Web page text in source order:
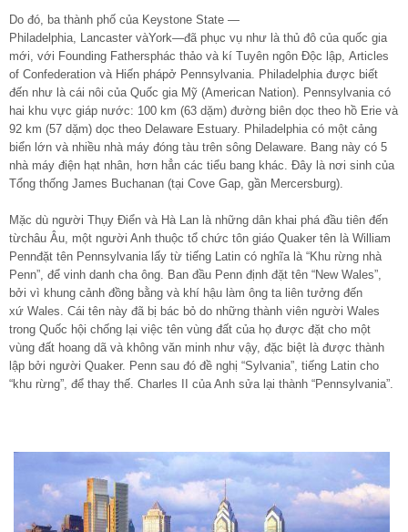
Do đó, ba thành phố của Keystone State —
Philadelphia, Lancaster vàYork—đã phục vụ như là thủ đô của quốc gia
mới, với Founding Fathersphác thảo và kí Tuyên ngôn Độc lập, Articles
of Confederation và Hiến phápở Pennsylvania. Philadelphia được biết
đến như là cái nôi của Quốc gia Mỹ (American Nation). Pennsylvania có
hai khu vực giáp nước: 100 km (63 dặm) đường biên dọc theo hồ Erie và
92 km (57 dặm) dọc theo Delaware Estuary. Philadelphia có một cảng
biển lớn và nhiều nhà máy đóng tàu trên sông Delaware. Bang này có 5
nhà máy điện hạt nhân, hơn hẳn các tiểu bang khác. Đây là nơi sinh của
Tổng thống James Buchanan (tại Cove Gap, gần Mercersburg).
Mặc dù người Thụy Điển và Hà Lan là những dân khai phá đầu tiên đến
từchâu Âu, một người Anh thuộc tổ chức tôn giáo Quaker tên là William
Pennđặt tên Pennsylvania lấy từ tiếng Latin có nghĩa là “Khu rừng nhà
Penn”, để vinh danh cha ông. Ban đầu Penn định đặt tên “New Wales”,
bởi vì khung cảnh đồng bằng và khí hậu làm ông ta liên tưởng đến
xứ Wales. Cái tên này đã bị bác bỏ do những thành viên người Wales
trong Quốc hội chống lại việc tên vùng đất của họ được đặt cho một
vùng đất hoang dã và không văn minh như vậy, đặc biệt là được thành
lập bởi người Quaker. Penn sau đó đề nghị “Sylvania”, tiếng Latin cho
“khu rừng”, để thay thế. Charles II của Anh sửa lại thành “Pennsylvania”.